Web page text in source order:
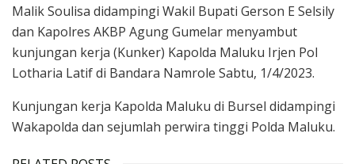
Malik Soulisa didampingi Wakil Bupati Gerson E Selsily
dan Kapolres AKBP Agung Gumelar menyambut
kunjungan kerja (Kunker) Kapolda Maluku Irjen Pol
Lotharia Latif di Bandara Namrole Sabtu, 1/4/2023.
Kunjungan kerja Kapolda Maluku di Bursel didampingi
Wakapolda dan sejumlah perwira tinggi Polda Maluku.